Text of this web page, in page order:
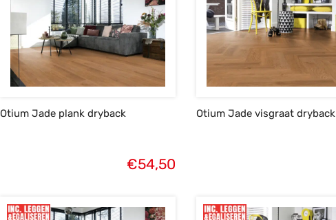
Otium Jade plank dryback
€54,50
Otium Jade visgraat dryback